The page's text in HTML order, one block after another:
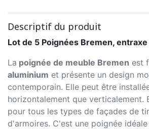
Descriptif du produit
Lot de 5 Poignées Bremen,
La poignée de meuble Bremen est
aluminium et présente un design
contemporain. Elle peut être
horizontalement que verticalement.
pour tous les types de façades de
d'armoires. C'est une poignée